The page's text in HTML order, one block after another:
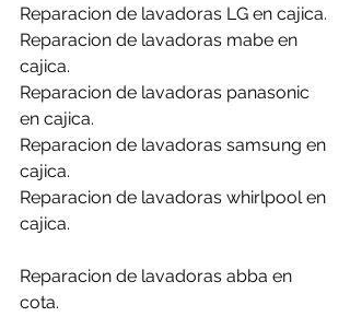
Reparacion de lavadoras LG en cajica.
Reparacion de lavadoras mabe en
cajica.
Reparacion de lavadoras panasonic
en cajica.
Reparacion de lavadoras samsung en
cajica.
Reparacion de lavadoras whirlpool en
cajica.
Reparacion de lavadoras abba en
cota.